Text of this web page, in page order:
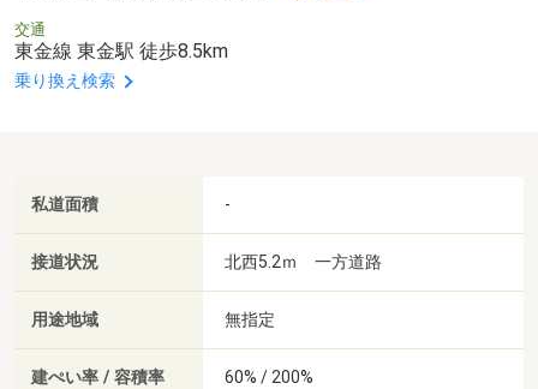
交通
東金線 東金駅 徒歩8.5km
乗り換え検索
私道面積 -
接道状況 北西5.2ｍ 一方道路
用途地域 無指定
建ぺい率 / 容積率 60% / 200%